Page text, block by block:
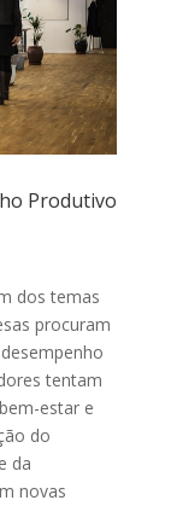
Produtivo
dos temas
procuram
tentam
estar e
do
da
novas